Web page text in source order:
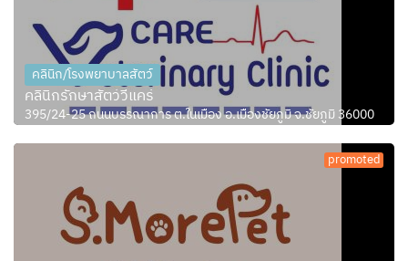
คลินิก/โรงพยาบาลสัตว์
คลินิกรักษาสัตว์วีแคร์
395/24-25 ถนนบรรณาการ ต.ในเมือง อ.เมืองชัยภูมิ จ.ชัยภูมิ 36000
promoted